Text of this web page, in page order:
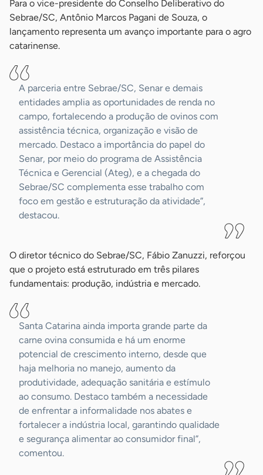
Para o vice-presidente do Conselho Deliberativo do
Sebrae/SC, Antônio Marcos Pagani de Souza, o
lançamento representa um avanço importante para o agro
catarinense.
A parceria entre Sebrae/SC, Senar e demais
entidades amplia as oportunidades de renda no
campo, fortalecendo a produção de ovinos com
assistência técnica, organização e visão de
mercado. Destaco a importância do papel do
Senar, por meio do programa de Assistência
Técnica e Gerencial (Ateg), e a chegada do
Sebrae/SC complementa esse trabalho com
foco em gestão e estruturação da atividade”,
destacou.
O diretor técnico do Sebrae/SC, Fábio Zanuzzi, reforçou
que o projeto está estruturado em três pilares
fundamentais: produção, indústria e mercado.
Santa Catarina ainda importa grande parte da
carne ovina consumida e há um enorme
potencial de crescimento interno, desde que
haja melhoria no manejo, aumento da
produtividade, adequação sanitária e estímulo
ao consumo. Destaco também a necessidade
de enfrentar a informalidade nos abates e
fortalecer a indústria local, garantindo qualidade
e segurança alimentar ao consumidor final”,
comentou.